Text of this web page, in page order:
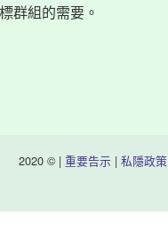
群組的需要。
2020 © | 重要告示 | 私隱政策